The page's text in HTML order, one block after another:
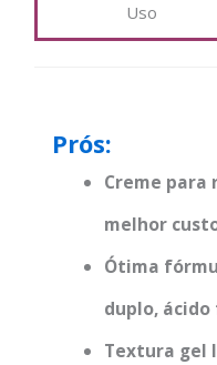
Uso
Prós:
Creme para
melhor
Ótima
duplo,
Textura gel